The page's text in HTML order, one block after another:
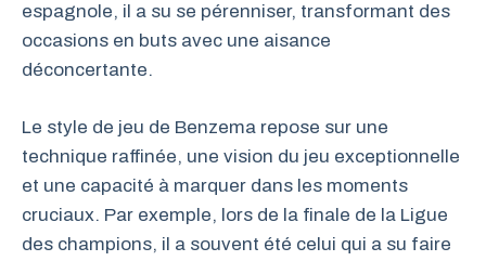
espagnole, il a su se pérenniser, transformant des
occasions en buts avec une aisance
déconcertante.
Le style de jeu de Benzema repose sur une
technique raffinée, une vision du jeu exceptionnelle
et une capacité à marquer dans les moments
cruciaux. Par exemple, lors de la finale de la Ligue
des champions, il a souvent été celui qui a su faire